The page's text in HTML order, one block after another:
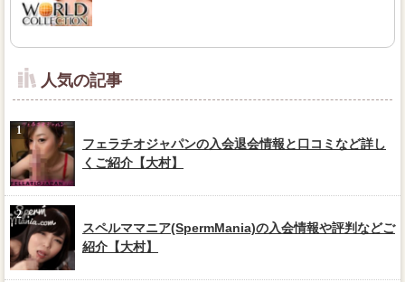
人気の記事
フェラチオジャパンの入会退会情報と口コミなど詳し
くご紹介【大村】
スペルママニア(SpermMania)の入会情報や評判などご
紹介【大村】